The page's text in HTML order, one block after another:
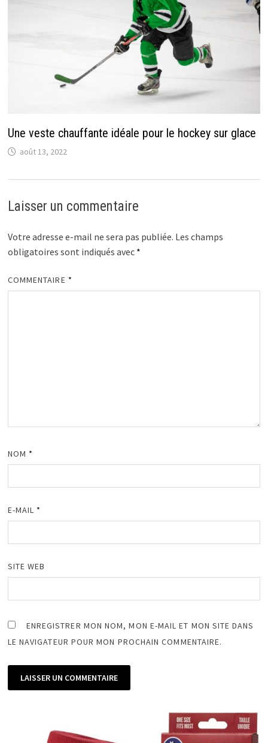
Une veste chauffante idéale pour le hockey sur glace
août 13, 2022
Laisser un commentaire
Votre adresse e-mail ne sera pas publiée. Les champs
obligatoires sont indiqués avec *
COMMENTAIRE *
NOM *
E-MAIL *
SITE WEB
ENREGISTRER MON NOM, MON E-MAIL ET MON SITE DANS
LE NAVIGATEUR POUR MON PROCHAIN COMMENTAIRE.